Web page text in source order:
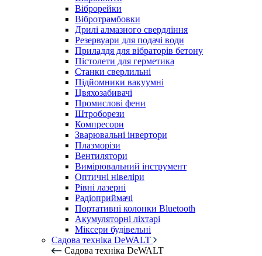
Віброрейки
Вібротрамбовки
Дрилі алмазного свердління
Резервуари для подачі води
Приладдя для вібраторів бетону
Пістолети для герметика
Станки сверлильні
Підйомники вакуумні
Цвяхозабивачі
Промислові фени
Штроборези
Компресори
Зварювальні інвертори
Плазморізи
Вентилятори
Вимірювальний інструмент
Оптичні нівеліри
Рівні лазерні
Радіоприймачі
Портативні колонки Bluetooth
Акумуляторні ліхтарі
Міксери будівельні
Садова техніка DeWALT
Садова техніка DeWALT